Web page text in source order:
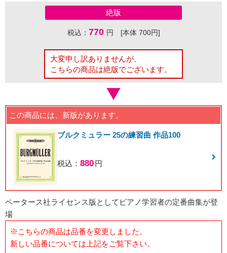
絶版
税込： 770 円 [本体 700円]
大変申し訳ありませんが、
こちらの商品は絶版でございます。
この商品には、新版があります。
ブルクミュラー 25の練習曲 作品100
税込： 880円
ペータース社ライセンス版としてピアノ学習者の定番曲集が登
場
※こちらの商品は品番を変更しました。
新しい品番については上記をご覧下さい。